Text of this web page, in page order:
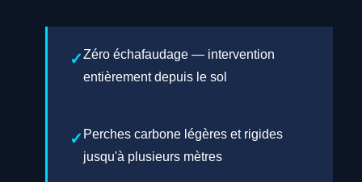
Zéro échafaudage — intervention
entièrement depuis le sol
Perches carbone légères et rigides
jusqu'à plusieurs mètres